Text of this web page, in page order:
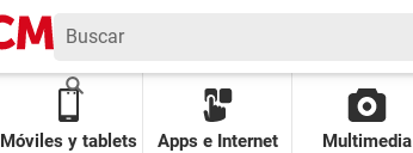
Móviles y tablets Apps e Internet Multimedia